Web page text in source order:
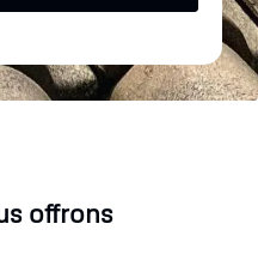
offrons